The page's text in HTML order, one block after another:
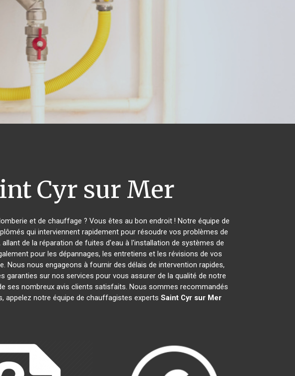
Cyr sur Mer
et de chauffage ? Vous êtes au bon endroit ! Notre équipe de
qui interviennent rapidement pour résoudre vos problèmes de
de la réparation de fuites d'eau à l'installation de systèmes de
pour les dépannages, les entretiens et les révisions de vos
Nous nous engageons à fournir des délais de intervention rapides,
sur nos services pour vous assurer de la qualité de notre
ses nombreux avis clients satisfaits. Nous sommes recommandés
appelez notre équipe de chauffagistes experts Saint Cyr sur Mer